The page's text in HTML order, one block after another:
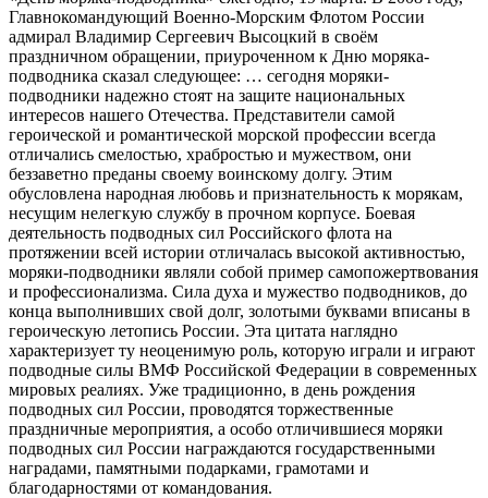
Главнокомандующий Военно-Морским Флотом России
адмирал Владимир Сергеевич Высоцкий в своём
праздничном обращении, приуроченном к Дню моряка-
подводника сказал следующее: … сегодня моряки-
подводники надежно стоят на защите национальных
интересов нашего Отечества. Представители самой
героической и романтической морской профессии всегда
отличались смелостью, храбростью и мужеством, они
беззаветно преданы своему воинскому долгу. Этим
обусловлена народная любовь и признательность к морякам,
несущим нелегкую службу в прочном корпусе. Боевая
деятельность подводных сил Российского флота на
протяжении всей истории отличалась высокой активностью,
моряки-подводники являли собой пример самопожертвования
и профессионализма. Сила духа и мужество подводников, до
конца выполнивших свой долг, золотыми буквами вписаны в
героическую летопись России. Эта цитата наглядно
характеризует ту неоценимую роль, которую играли и играют
подводные силы ВМФ Российской Федерации в современных
мировых реалиях. Уже традиционно, в день рождения
подводных сил России, проводятся торжественные
праздничные мероприятия, а особо отличившиеся моряки
подводных сил России награждаются государственными
наградами, памятными подарками, грамотами и
благодарностями от командования.